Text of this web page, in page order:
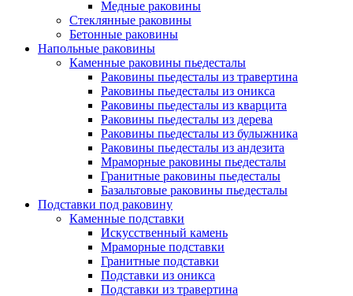
Медные раковины
Стеклянные раковины
Бетонные раковины
Напольные раковины
Каменные раковины пьедесталы
Раковины пьедесталы из травертина
Раковины пьедесталы из оникса
Раковины пьедесталы из кварцита
Раковины пьедесталы из дерева
Раковины пьедесталы из булыжника
Раковины пьедесталы из андезита
Мраморные раковины пьедесталы
Гранитные раковины пьедесталы
Базальтовые раковины пьедесталы
Подставки под раковину
Каменные подставки
Искусственный камень
Мраморные подставки
Гранитные подставки
Подставки из оникса
Подставки из травертина